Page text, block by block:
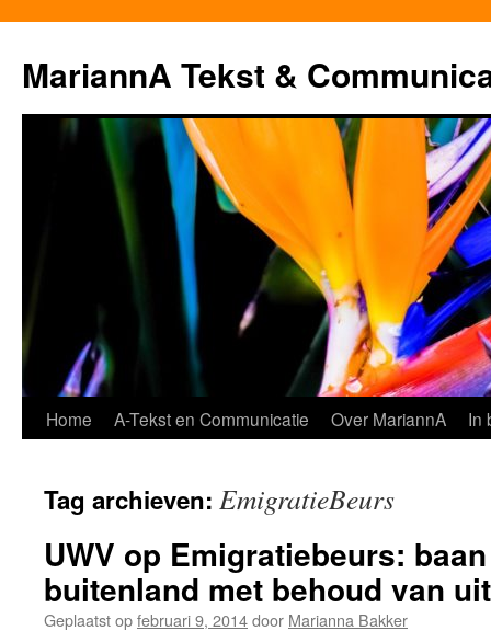
MariannA Tekst &
Ga
de
inhoud
Home A-Tekst en Communicatie Over MariannA In
Tag archieven: EmigratieBeurs
UWV op Emigratiebeurs:
buitenland met behoud van
Geplaatst opfebruari 9, 2014door Marianna Bakker